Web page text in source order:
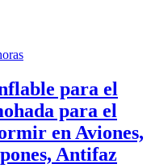
para el
para el
en Aviones,
Antifaz